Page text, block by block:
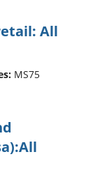
All
MS75